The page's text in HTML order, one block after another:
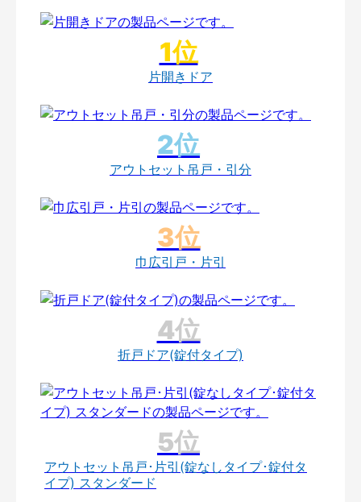
片開きドア
アウトセット吊戸・引分
巾広引戸・片引
折戸ドア(錠付タイプ)
アウトセット吊戸･片引(錠なしタイプ･錠付タ
イプ) スタンダード